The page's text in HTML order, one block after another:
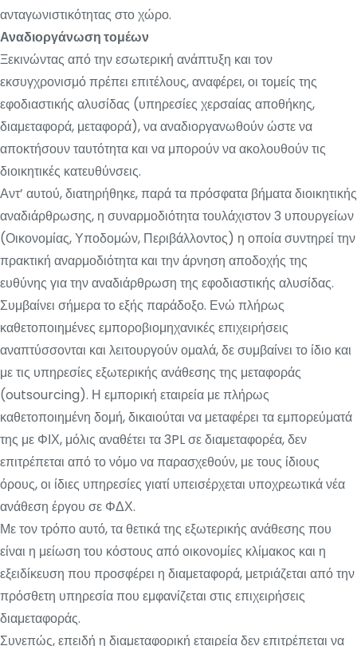
ανταγωνιστικότητας στο χώρο.
Αναδιοργάνωση τομέων
Ξεκινώντας από την εσωτερική ανάπτυξη και τον
εκσυγχρονισμό πρέπει επιτέλους, αναφέρει, οι τομείς της
εφοδιαστικής αλυσίδας (υπηρεσίες χερσαίας αποθήκης,
διαμεταφορά, μεταφορά), να αναδιοργανωθούν ώστε να
αποκτήσουν ταυτότητα και να μπορούν να ακολουθούν τις
διοικητικές κατευθύνσεις.
Αντ’ αυτού, διατηρήθηκε, παρά τα πρόσφατα βήματα διοικητικής
αναδιάρθρωσης, η συναρμοδιότητα τουλάχιστον 3 υπουργείων
(Οικονομίας, Υποδομών, Περιβάλλοντος) η οποία συντηρεί την
πρακτική αναρμοδιότητα και την άρνηση αποδοχής της
ευθύνης για την αναδιάρθρωση της εφοδιαστικής αλυσίδας.
Συμβαίνει σήμερα το εξής παράδοξο. Ενώ πλήρως
καθετοποιημένες εμποροβιομηχανικές επιχειρήσεις
αναπτύσσονται και λειτουργούν ομαλά, δε συμβαίνει το ίδιο και
με τις υπηρεσίες εξωτερικής ανάθεσης της μεταφοράς
(outsourcing). Η εμπορική εταιρεία με πλήρως
καθετοποιημένη δομή, δικαιούται να μεταφέρει τα εμπορεύματά
της με ΦΙΧ, μόλις αναθέτει τα 3PL σε διαμεταφορέα, δεν
επιτρέπεται από το νόμο να παρασχεθούν, με τους ίδιους
όρους, οι ίδιες υπηρεσίες γιατί υπεισέρχεται υποχρεωτικά νέα
ανάθεση έργου σε ΦΔΧ.
Με τον τρόπο αυτό, τα θετικά της εξωτερικής ανάθεσης που
είναι η μείωση του κόστους από οικονομίες κλίμακος και η
εξειδίκευση που προσφέρει η διαμεταφορά, μετριάζεται από την
πρόσθετη υπηρεσία που εμφανίζεται στις επιχειρήσεις
διαμεταφοράς.
Συνεπώς, επειδή η διαμεταφορική εταιρεία δεν επιτρέπεται να